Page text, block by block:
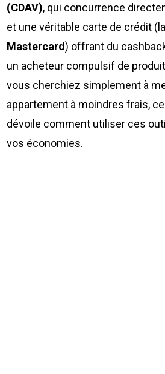
(CDAV), qui concurrence
et une véritable carte de crédit (la
Mastercard) offrant du
un acheteur compulsif de
vous cherchiez simplement à
appartement à moindres frais,
dévoile comment utiliser ces
vos économies.